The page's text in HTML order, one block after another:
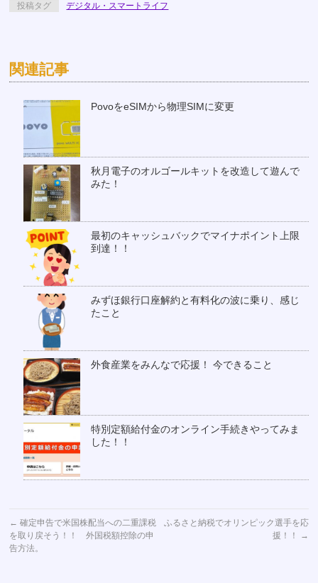
投稿タグ デジタル・スマートライフ
関連記事
PovoをeSIMから物理SIMに変更
秋月電子のオルゴールキットを改造して遊んで
みた！
最初のキャッシュバックでマイナポイント上限
到達！！
みずほ銀行口座解約と有料化の波に乗り、感じ
たこと
外食産業をみんなで応援！ 今できること
特別定額給付金のオンライン手続きやってみま
した！！
← 確定申告で米国株配当への二重課税
を取り戻そう！！ 外国税額控除の申
告方法。
ふるさと納税でオリンピック選手を応
援！！
→